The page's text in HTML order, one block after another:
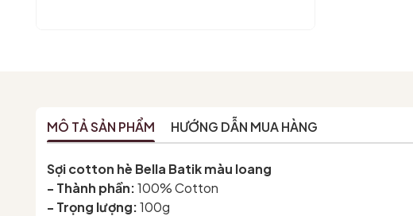
MÔ TẢ SẢN PHẨM HƯỚNG DẪN MUA HÀNG
Sợi cotton hè Bella Batik màu loang
- Thành phần:100% Cotton
- Trọng lượng:100g